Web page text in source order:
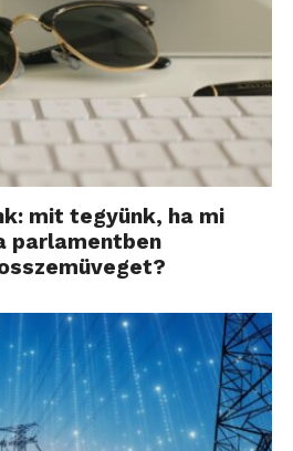
mit tegyünk, ha mi
parlamentben